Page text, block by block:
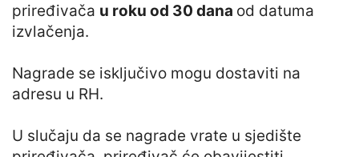
priređivača u roku od 30 dana od datuma
izvlačenja.
Nagrade se isključivo mogu dostaviti na
adresu u RH.
U slučaju da se nagrade vrate u sjedište